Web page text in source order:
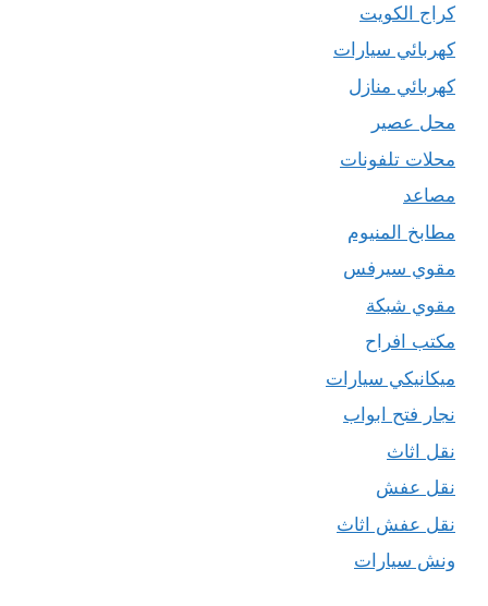
كراج الكويت
كهربائي سيارات
كهربائي منازل
محل عصير
محلات تلفونات
مصاعد
مطابخ المنيوم
مقوي سيرفس
مقوي شبكة
مكتب افراح
ميكانيكي سيارات
نجار فتح ابواب
نقل اثاث
نقل عفش
نقل عفش اثاث
ونش سيارات